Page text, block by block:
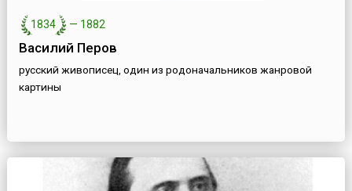
1834 — 1882
Василий Перов
русский живописец, один из родоначальников жанровой
картины